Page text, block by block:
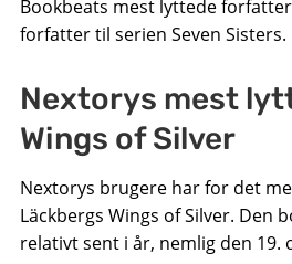
Bookbeats mest lyttede
forfatter til serien Seven Sisters.
Nextorys mest
Wings of Silver
Nextorys brugere har for det
Läckbergs Wings of Silver. Den
relativt sent i år, nemlig den 19.